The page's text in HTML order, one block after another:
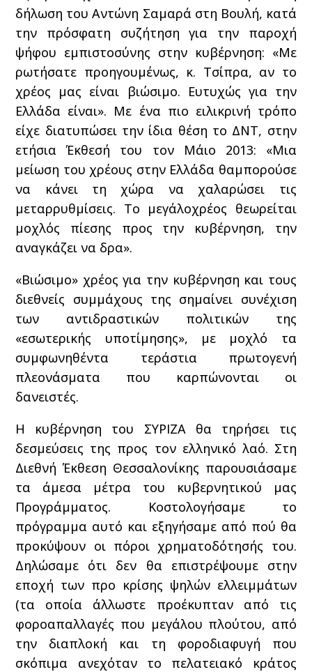
δήλωση του Αντώνη Σαμαρά στη Βουλή, κατά
την πρόσφατη συζήτηση για την παροχή
ψήφου εμπιστοσύνης στην κυβέρνηση: «Με
ρωτήσατε προηγουμένως, κ. Τσίπρα, αν το
χρέος μας είναι βιώσιμο. Ευτυχώς για την
Ελλάδα είναι». Με ένα πιο ειλικρινή τρόπο
είχε διατυπώσει την ίδια θέση το ΔΝΤ, στην
ετήσια Έκθεσή του τον Μάιο 2013: «Μια
μείωση του χρέους στην Ελλάδα θαμπορούσε
να κάνει τη χώρα να χαλαρώσει τις
μεταρρυθμίσεις. Το μεγάλοχρέος θεωρείται
μοχλός πίεσης προς την κυβέρνηση, την
αναγκάζει να δρα».
«Βιώσιμο» χρέος για την κυβέρνηση και τους
διεθνείς συμμάχους της σημαίνει συνέχιση
των αντιδραστικών πολιτικών της
«εσωτερικής υποτίμησης», με μοχλό τα
συμφωνηθέντα τεράστια πρωτογενή
πλεονάσματα που καρπώνονται οι
δανειστές.
Η κυβέρνηση του ΣΥΡΙΖΑ θα τηρήσει τις
δεσμεύσεις της προς τον ελληνικό λαό. Στη
Διεθνή Έκθεση Θεσσαλονίκης παρουσιάσαμε
τα άμεσα μέτρα του κυβερνητικού μας
Προγράμματος. Κοστολογήσαμε το
πρόγραμμα αυτό και εξηγήσαμε από πού θα
προκύψουν οι πόροι χρηματοδότησής του.
Δηλώσαμε ότι δεν θα επιστρέψουμε στην
εποχή των προ κρίσης ψηλών ελλειμμάτων
(τα οποία άλλωστε προέκυπταν από τις
φοροαπαλλαγές που μεγάλου πλούτου, από
την διαπλοκή και τη φοροδιαφυγή που
σκόπιμα ανεχόταν το πελατειακό κράτος